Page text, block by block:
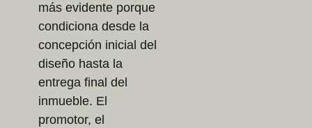
más evidente porque
condiciona desde la
concepción inicial del
diseño hasta la
entrega final del
inmueble. El
promotor, el